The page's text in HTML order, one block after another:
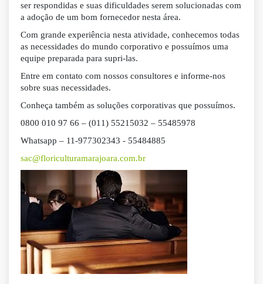
ser respondidas e suas dificuldades serem solucionadas com
a adoção de um bom fornecedor nesta área.
Com grande experiência nesta atividade, conhecemos todas
as necessidades do mundo corporativo e possuímos uma
equipe preparada para supri-las.
Entre em contato com nossos consultores e informe-nos
sobre suas necessidades.
Conheça também as soluções corporativas que possuímos.
0800 010 97 66 – (011) 55215032 – 55485978
Whatsapp – 11-977302343 - 55484885
sac@floriculturamarajoara.com.br